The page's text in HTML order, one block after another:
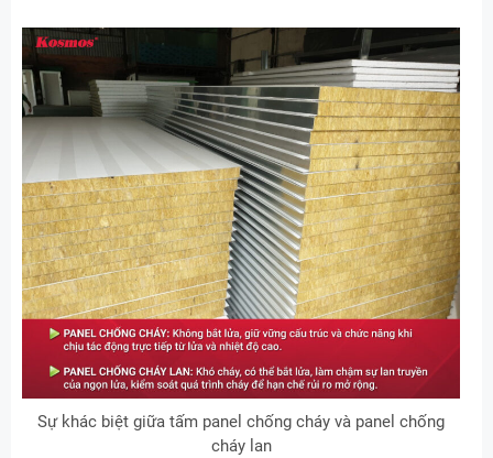
Sự khác biệt giữa tấm panel chống cháy và panel chống
cháy lan